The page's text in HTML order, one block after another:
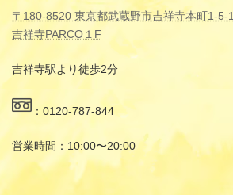
〒180-8520 東京都武蔵野市吉祥寺本町1-5-1
吉祥寺PARCO１F
吉祥寺駅より徒歩2分
：0120-787-844
営業時間：10:00〜20:00